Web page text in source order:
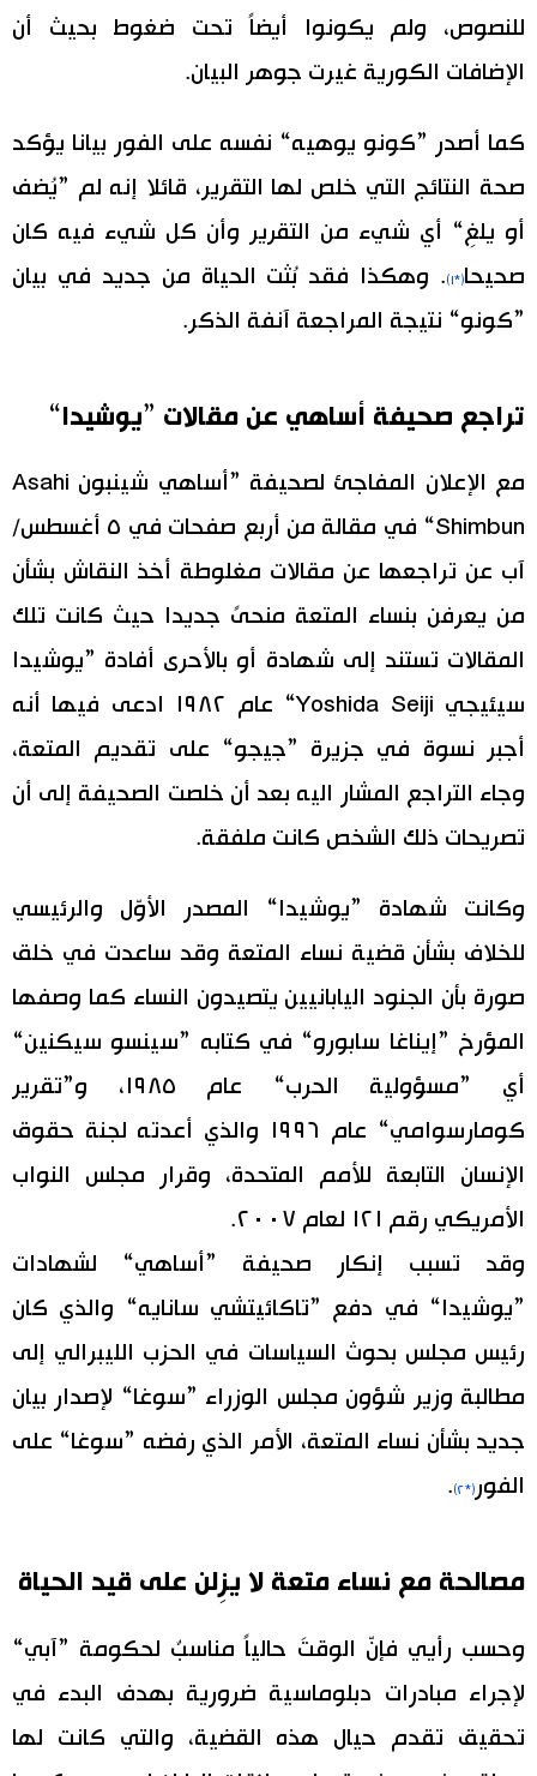
للنصوص، ولم يكونوا أيضاً تحت ضغوط بحيث أن
الإضافات الكورية غيرت جوهر البيان.
كما أصدر ”كونو يوهيه“ نفسه على الفور بيانا يؤكد
صحة النتائج التي خلص لها التقرير، قائلا إنه لم ”يُضف
أو يلغِ“ أي شيء من التقرير وأن كل شيء فيه كان
صحيحا(*١)
. وهكذا فقد بُثت الحياة من جديد في بيان
”كونو“ نتيجة المراجعة آنفة الذكر.
تراجع صحيفة أساهي عن مقالات ”يوشيدا“
مع الإعلان المفاجئ لصحيفة ”أساهي شينبون Asahi
Shimbun“ في مقالة من أربع صفحات في ٥ أغسطس/
آب عن تراجعها عن مقالات مغلوطة أخذ النقاش بشأن
من يعرفن بنساء المتعة منحىً جديدا حيث كانت تلك
المقالات تستند إلى شهادة أو بالأحرى أفادة ”يوشيدا
سيئيجي Yoshida Seiji“ عام ١٩٨٢ ادعى فيها أنه
أجبر نسوة في جزيرة ”جيجو“ على تقديم المتعة،
وجاء التراجع المشار اليه بعد أن خلصت الصحيفة إلى أن
تصريحات ذلك الشخص كانت ملفقة.
وكانت شهادة ”يوشيدا“ المصدر الأوّل والرئيسي
للخلاف بشأن قضية نساء المتعة وقد ساعدت في خلق
صورة بأن الجنود اليابانيين يتصيدون النساء كما وصفها
المؤرخ ”إيناغا سابورو“ في كتابه ”سينسو سيكنين“
أي ”مسؤولية الحرب“ عام ١٩٨٥، و”تقرير
كومارسوامي“ عام ١٩٩٦ والذي أعدته لجنة حقوق
الإنسان التابعة للأمم المتحدة، وقرار مجلس النواب
الأمريكي رقم ١٢١ لعام ٢٠٠٧.
وقد تسبب إنكار صحيفة ”أساهي“ لشهادات
”يوشيدا“ في دفع ”تاكائيتشي سانايه“ والذي كان
رئيس مجلس بحوث السياسات في الحزب الليبرالي إلى
مطالبة وزير شؤون مجلس الوزراء ”سوغا“ لإصدار بيان
جديد بشأن نساء المتعة، الأمر الذي رفضه ”سوغا“ على
الفور (*٢) .
مصالحة مع نساء متعة لا يزِلن على قيد الحياة
وحسب رأيي فإنّ الوقتَ حالياً مناسبٌ لحكومة ”آبي“
لإجراء مبادرات دبلوماسية ضرورية بهدف البدء في
تحقيق تقدم حيال هذه القضية، والتي كانت لها